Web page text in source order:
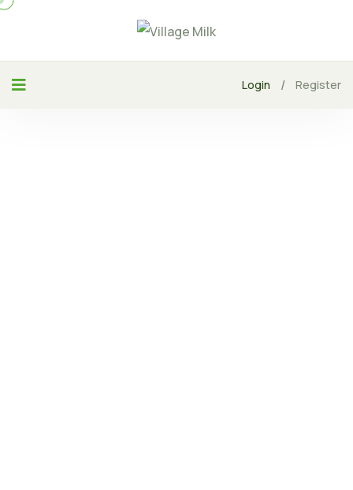
Login / Register